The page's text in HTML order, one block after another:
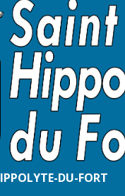
DU-FORT